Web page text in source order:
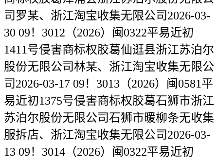
司罗某、浙江淘宝收集无限公司2026-03-
30 09！3012（2026）闽0322平易近初
1411号侵害商标权胶葛仙逛县浙江苏泊尔
股份无限公司林某、浙江淘宝收集无限公
司2026-03-17 09！3013（2026）闽0581平
易近初1375号侵害商标权胶葛石狮市浙江
苏泊尔股份无限公司石狮市暖柳条无收集
服拆店、浙江淘宝收集无限公司2026-03-
13 09！3014（2026）闽0322平易近初